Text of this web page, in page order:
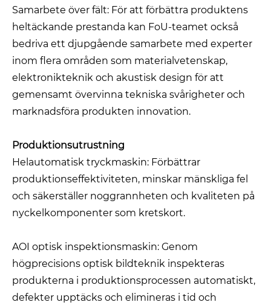
Samarbete över fält: För att förbättra produktens
heltäckande prestanda kan FoU-teamet också
bedriva ett djupgående samarbete med experter
inom flera områden som materialvetenskap,
elektronikteknik och akustisk design för att
gemensamt övervinna tekniska svårigheter och
marknadsföra produkten innovation.
Produktionsutrustning
Helautomatisk tryckmaskin: Förbättrar
produktionseffektiviteten, minskar mänskliga fel
och säkerställer noggrannheten och kvaliteten på
nyckelkomponenter som kretskort.
AOI optisk inspektionsmaskin: Genom
högprecisions optisk bildteknik inspekteras
produkterna i produktionsprocessen automatiskt,
defekter upptäcks och elimineras i tid och